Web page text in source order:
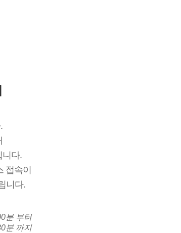
니다.
접속이
니다.
분 부터
분 까지